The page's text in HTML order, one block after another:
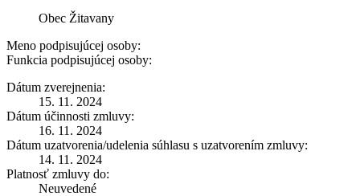
Obec Žitavany
Meno podpisujúcej osoby:
Funkcia podpisujúcej osoby:
Dátum zverejnenia:
15. 11. 2024
Dátum účinnosti zmluvy:
16. 11. 2024
Dátum uzatvorenia/udelenia súhlasu s uzatvorením zmluvy:
14. 11. 2024
Platnosť zmluvy do:
Neuvedené